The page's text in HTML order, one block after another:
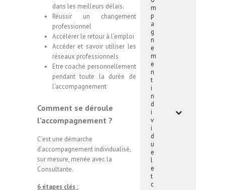
dans les meilleurs délais.
Réussir un changement
professionnel
Accélérer le retour à l’emploi
Accéder et savoir utiliser les
réseaux professionnels
Etre coaché personnellement
pendant toute la durée de
l’accompagnement
Comment se déroule
l’accompagnement ?
C’est une démarche
d’accompagnement individualisé,
sur mesure, menée avec la
Consultante.
6 étapes clés :
m
p
a
g
n
e
m
e
n
t
i
n
d
i
v
i
d
u
e
l
e
t
c